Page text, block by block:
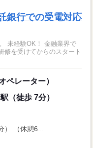
銀行での受電対応
未経験OK！ 金融業界で
修を受けてからのスタート
ペレーター）
（徒歩 7分）
（休憩6...